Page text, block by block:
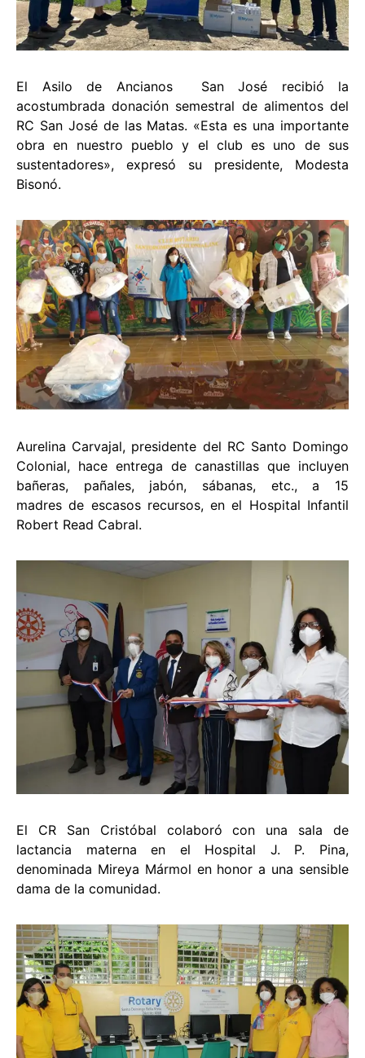
El Asilo de Ancianos San José recibió la
acostumbrada donación semestral de alimentos del
RC San José de las Matas. «Esta es una importante
obra en nuestro pueblo y el club es uno de sus
sustentadores», expresó su presidente, Modesta
Bisonó.
Aurelina Carvajal, presidente del RC Santo Domingo
Colonial, hace entrega de canastillas que incluyen
bañeras, pañales, jabón, sábanas, etc., a 15
madres de escasos recursos, en el Hospital Infantil
Robert Read Cabral.
El CR San Cristóbal colaboró con una sala de
lactancia materna en el Hospital J. P. Pina,
denominada Mireya Mármol en honor a una sensible
dama de la comunidad.